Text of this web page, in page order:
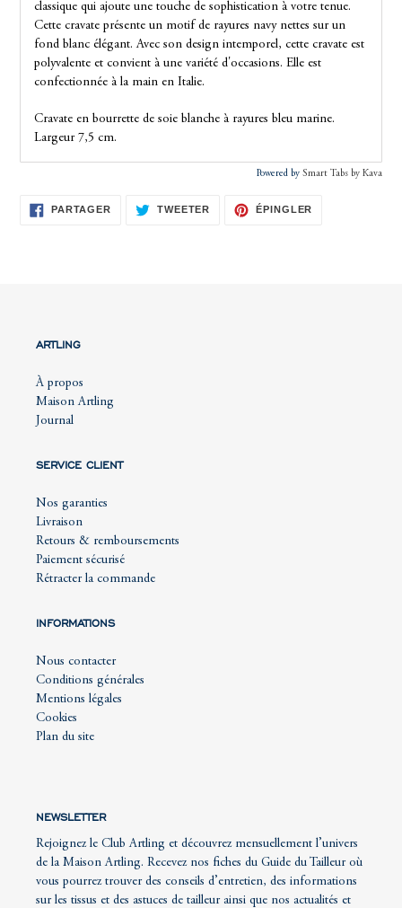
classique qui ajoute une touche de sophistication à votre tenue.
Cette cravate présente un motif de rayures navy nettes sur un
fond blanc élégant. Avec son design intemporel, cette cravate est
polyvalente et convient à une variété d'occasions. Elle est
confectionnée à la main en Italie.
Cravate en bourrette de soie blanche à rayures bleu marine.
Largeur 7,5 cm.
Powered by Smart Tabs by Kava
PARTAGER PARTAGERTWEETER TWEETERÉPINGLER
ARTLING
À propos
Maison Artling
Journal
SERVICE CLIENT
Nos garanties
Livraison
Retours & remboursements
Paiement sécurisé
Rétracter la commande
INFORMATIONS
Nous contacter
Conditions générales
Mentions légales
Cookies
Plan du site
NEWSLETTER
Rejoignez le Club Artling et découvrez mensuellement l’univers
de la Maison Artling. Recevez nos fiches du Guide du Tailleur où
vous pourrez trouver des conseils d’entretien, des informations
sur les tissus et des astuces de tailleur ainsi que nos actualités et